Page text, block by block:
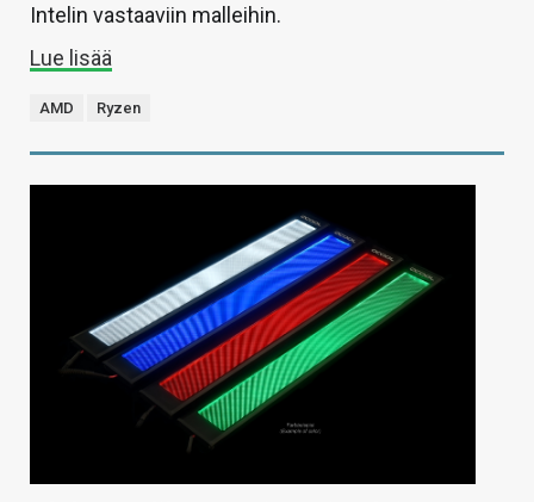
Intelin vastaaviin malleihin.
Lue lisää
AMD Ryzen